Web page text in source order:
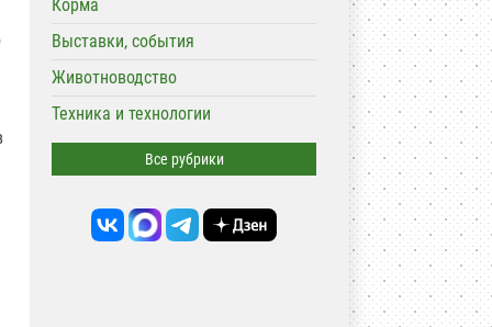
Корма
Выставки, события
Животноводство
Техника и технологии
Все рубрики